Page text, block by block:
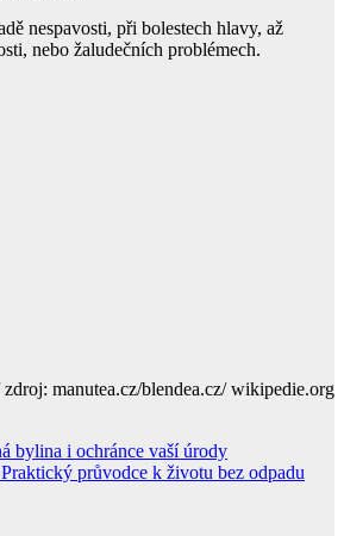
nespavosti, při bolestech hlavy, až
nebo žaludečních problémech.
manutea.cz/blendea.cz/ wikipedie.org
bylina i ochránce vaší úrody
průvodce k životu bez odpadu